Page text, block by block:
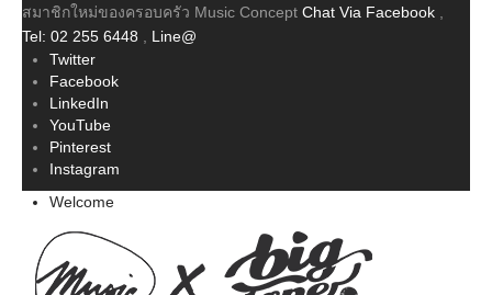
สมาชิกใหม่ของครอบครัว Music Concept Chat Via Facebook
Tel: 02 255 6448
Line@
Twitter
Facebook
LinkedIn
YouTube
Pinterest
Instagram
Welcome